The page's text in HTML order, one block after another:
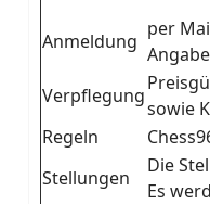
Anmeldung
per
Verpflegung
sowie
Regeln
Stellungen
Die
Es